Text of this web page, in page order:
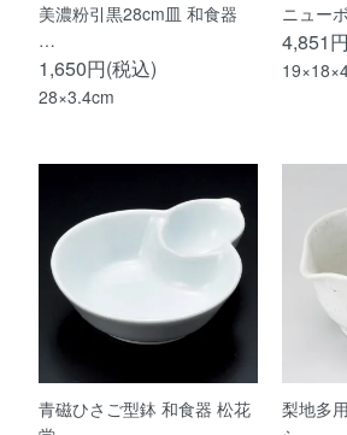
美濃粉引黒28cm皿 和食器
…
1,650円(税込)
28×3.4cm
ニュー
4,851
青磁ひさご型鉢 和食器 松花
梨地多